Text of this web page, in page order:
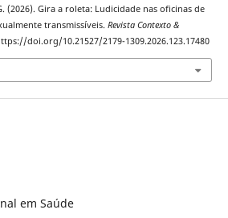
(2026). Gira a roleta: Ludicidade nas oficinas de
transmissíveis. Revista Contexto &
doi.org/10.21527/2179-1309.2026.123.17480
em Saúde